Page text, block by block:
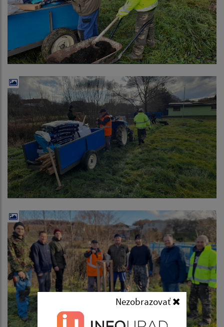
Nezobrazovať